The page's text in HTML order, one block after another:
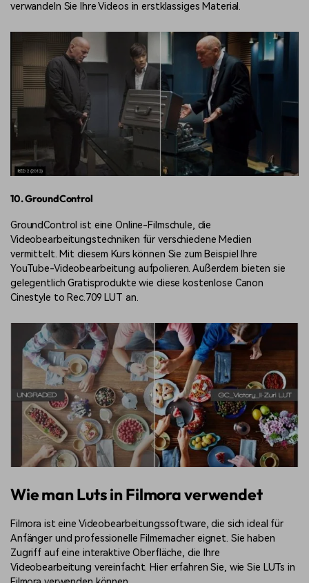
verwandeln Sie Ihre Videos in erstklassiges Material.
10. GroundControl
GroundControl ist eine Online-Filmschule, die
Videobearbeitungstechniken für verschiedene Medien
vermittelt. Mit diesem Kurs können Sie zum Beispiel Ihre
YouTube-Videobearbeitung aufpolieren. Außerdem bieten sie
gelegentlich Gratisprodukte wie diese kostenlose Canon
Cinestyle to Rec.709 LUT an.
Wie man Luts in Filmora verwendet
Filmora ist eine Videobearbeitungssoftware, die sich ideal für
Anfänger und professionelle Filmemacher eignet. Sie haben
Zugriff auf eine interaktive Oberfläche, die Ihre
Videobearbeitung vereinfacht. Hier erfahren Sie, wie Sie LUTs in